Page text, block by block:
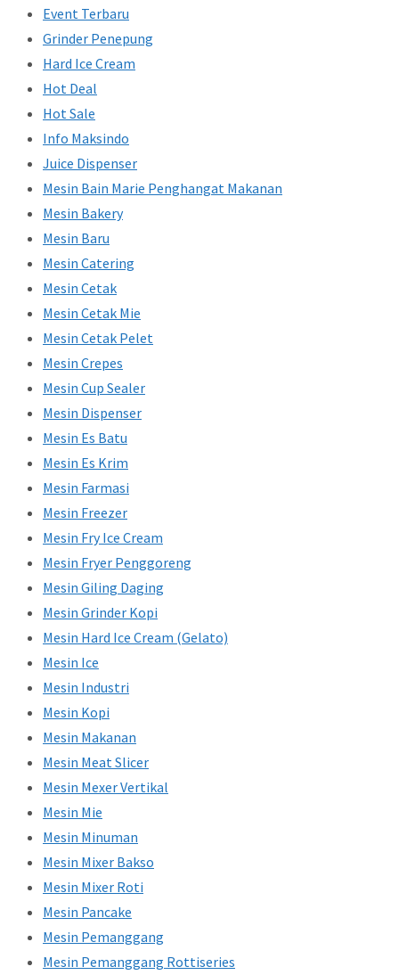
Event Terbaru
Grinder Penepung
Hard Ice Cream
Hot Deal
Hot Sale
Info Maksindo
Juice Dispenser
Mesin Bain Marie Penghangat Makanan
Mesin Bakery
Mesin Baru
Mesin Catering
Mesin Cetak
Mesin Cetak Mie
Mesin Cetak Pelet
Mesin Crepes
Mesin Cup Sealer
Mesin Dispenser
Mesin Es Batu
Mesin Es Krim
Mesin Farmasi
Mesin Freezer
Mesin Fry Ice Cream
Mesin Fryer Penggoreng
Mesin Giling Daging
Mesin Grinder Kopi
Mesin Hard Ice Cream (Gelato)
Mesin Ice
Mesin Industri
Mesin Kopi
Mesin Makanan
Mesin Meat Slicer
Mesin Mexer Vertikal
Mesin Mie
Mesin Minuman
Mesin Mixer Bakso
Mesin Mixer Roti
Mesin Pancake
Mesin Pemanggang
Mesin Pemanggang Rottiseries